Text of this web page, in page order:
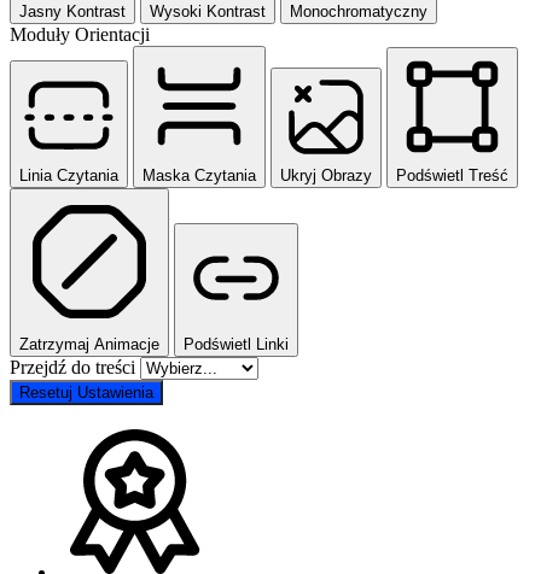
Jasny Kontrast Wysoki Kontrast Monochromatyczny
Moduły Orientacji
Linia Czytania Maska Czytania Ukryj Obrazy Podświetl Treść
Zatrzymaj Animacje Podświetl Linki
Przejdź do treści
Resetuj Ustawienia